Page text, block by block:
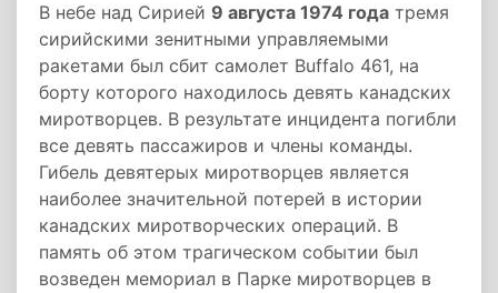
В небе над Сирией 9 августа 1974 года тремя
сирийскими зенитными управляемыми
ракетами был сбит самолет Buffalo 461, на
борту которого находилось девять канадских
миротворцев. В результате инцидента погибли
все девять пассажиров и члены команды.
Гибель девятерых миротворцев является
наиболее значительной потерей в истории
канадских миротворческих операций. В
память об этом трагическом событии был
возведен мемориал в Парке миротворцев в